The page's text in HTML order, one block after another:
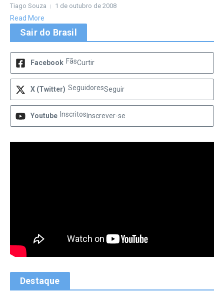
Tiago Souza 1 de outubro de 2008
Read More
Sair do Brasil
Facebook FãsCurtir
X (Twitter) SeguidoresSeguir
Youtube Inscritos Inscrever-se
Destaque